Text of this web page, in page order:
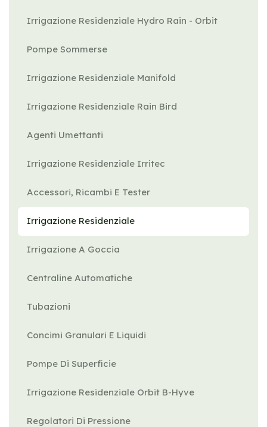
Irrigazione Residenziale Hydro Rain - Orbit
Pompe Sommerse
Irrigazione Residenziale Manifold
Irrigazione Residenziale Rain Bird
Agenti Umettanti
Irrigazione Residenziale Irritec
Accessori, Ricambi E Tester
Irrigazione Residenziale
Irrigazione A Goccia
Centraline Automatiche
Tubazioni
Concimi Granulari E Liquidi
Pompe Di Superficie
Irrigazione Residenziale Orbit B-Hyve
Regolatori Di Pressione